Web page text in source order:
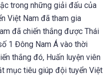
trong những giải đấu của
Việt Nam đã tham gia
đã chiến thắng được Thái
1 Đông Nam Á vào thời
thắng đó, Huấn luyện viên
mục tiêu giúp đội tuyển Việt